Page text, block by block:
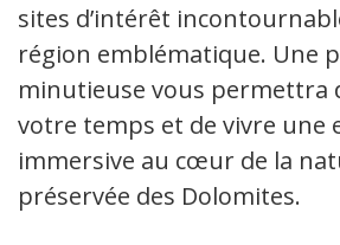
sites d’intérêt
région emblématique. Une
minutieuse vous permettra
votre temps et de vivre une
immersive au cœur de la
préservée des Dolomites.